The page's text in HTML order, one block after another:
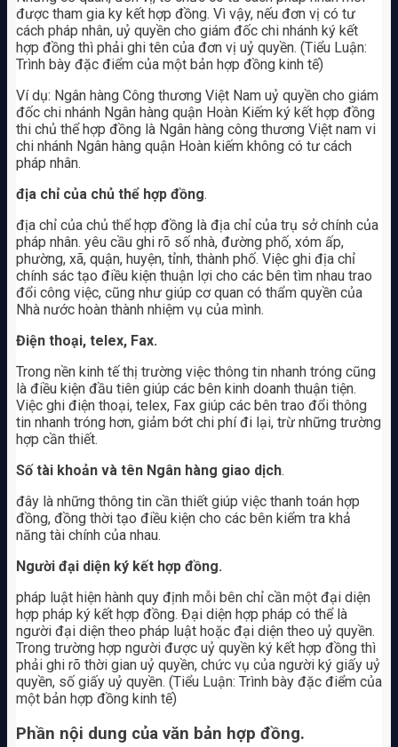
được tham gia ky kết hợp đồng. Vì vậy, nếu đơn vị có tư
cách pháp nhân, uỷ quyền cho giám đốc chi nhánh ký kết
hợp đồng thì phải ghi tên của đơn vị uỷ quyền. (Tiểu Luận:
Trình bày đặc điểm của một bản hợp đồng kinh tế)
Ví dụ: Ngân hàng Công thương Việt Nam uỷ quyền cho giám
đốc chi nhánh Ngân hàng quận Hoàn Kiếm ký kết hợp đồng
thi chủ thể hợp đồng là Ngân hàng công thương Việt nam vi
chi nhánh Ngân hàng quận Hoàn kiếm không có tư cách
pháp nhân.
địa chỉ của chủ thể hợp đồng.
địa chỉ của chủ thể hợp đồng là địa chỉ của trụ sở chính của
pháp nhân. yêu cầu ghi rõ số nhà, đường phố, xóm ấp,
phường, xã, quận, huyện, tỉnh, thành phố. Việc ghi địa chỉ
chính sác tạo điều kiện thuận lợi cho các bên tìm nhau trao
đổi công việc, cũng như giúp cơ quan có thẩm quyền của
Nhà nước hoàn thành nhiệm vụ của mình.
Điện thoại, telex, Fax.
Trong nền kinh tế thị trường việc thông tin nhanh tróng cũng
là điều kiện đầu tiên giúp các bên kinh doanh thuận tiện.
Việc ghi điện thoại, telex, Fax giúp các bên trao đổi thông
tin nhanh tróng hơn, giảm bớt chi phí đi lại, trừ những trường
hợp cần thiết.
Số tài khoản và tên Ngân hàng giao dịch.
đây là những thông tin cần thiết giúp việc thanh toán hợp
đồng, đồng thời tạo điều kiện cho các bên kiểm tra khả
năng tài chính của nhau.
Người đại diện ký kết hợp đồng.
pháp luật hiện hành quy định mỗi bên chỉ cần một đại diện
hợp pháp ký kết hợp đồng. Đại diện hợp pháp có thể là
người đại diện theo pháp luật hoặc đại diện theo uỷ quyền.
Trong trường hợp người được uỷ quyền ký kết hợp đồng thì
phải ghi rõ thời gian uỷ quyền, chức vụ của người ký giấy uỷ
quyền, số giấy uỷ quyền. (Tiểu Luận: Trình bày đặc điểm của
một bản hợp đồng kinh tế)
Phần nội dung của văn bản hợp đồng.